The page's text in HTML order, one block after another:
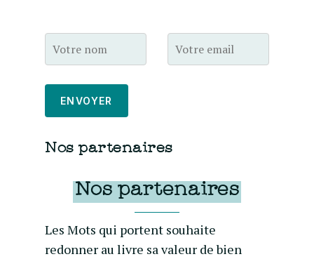
Nos partenaires
Nos partenaires
Les Mots qui portent souhaite
redonner au livre sa valeur de bien